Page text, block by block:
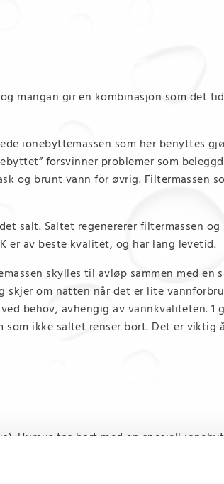
mangan gir en kombinasjon som det
ionebyttemassen som her benyttes
forsvinner problemer som
og brunt vann for øvrig. Filtermassen
salt. Saltet regenererer filtermassen
er av beste kvalitet, og har lang levetid.
skylles til avløp sammen med
skjer om natten når det er lite
behov, avhengig av vannkvaliteten. 1
som ikke saltet renser bort. Det er
Humus tas bort med en spesiell
eller de kan være tilknyttet et
den til avløp under en regenerering med